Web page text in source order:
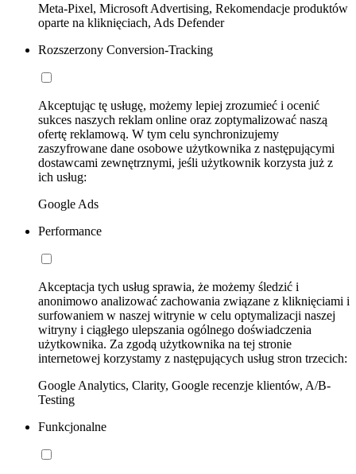
Meta-Pixel, Microsoft Advertising, Rekomendacje produktów
oparte na kliknięciach, Ads Defender
Rozszerzony Conversion-Tracking
Akceptując tę usługę, możemy lepiej zrozumieć i ocenić
sukces naszych reklam online oraz zoptymalizować naszą
ofertę reklamową. W tym celu synchronizujemy
zaszyfrowane dane osobowe użytkownika z następującymi
dostawcami zewnętrznymi, jeśli użytkownik korzysta już z
ich usług:
Google Ads
Performance
Akceptacja tych usług sprawia, że możemy śledzić i
anonimowo analizować zachowania związane z kliknięciami i
surfowaniem w naszej witrynie w celu optymalizacji naszej
witryny i ciągłego ulepszania ogólnego doświadczenia
użytkownika. Za zgodą użytkownika na tej stronie
internetowej korzystamy z następujących usług stron trzecich:
Google Analytics, Clarity, Google recenzje klientów, A/B-
Testing
Funkcjonalne